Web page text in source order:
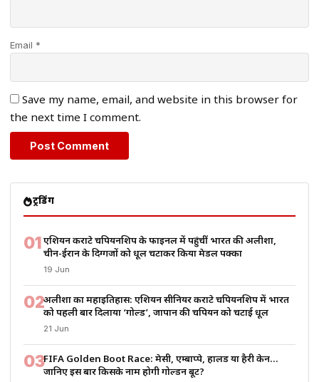
Email *
Save my name, email, and website in this browser for
the next time I comment.
ट्रेंडिंग
01एशियन कराटे चैंपियनशिप के फाइनल में पहुंचीं भारत की अलीशा,
चीन-ईरान के दिग्गजों को धूल चटाकर किया मेडल पक्का
19 Jun
02अलीशा का महाइतिहास: एशियन सीनियर कराटे चैंपियनशिप में भारत
को पहली बार दिलाया ‘गोल्ड’, जापान की चैंपियन को चटाई धूल
21 Jun
03FIFA Golden Boot Race: मेसी, एम्बाप्पे, हालैंड या हैरी केन…
जानिए इस बार किसके नाम होगी गोल्डन बूट?